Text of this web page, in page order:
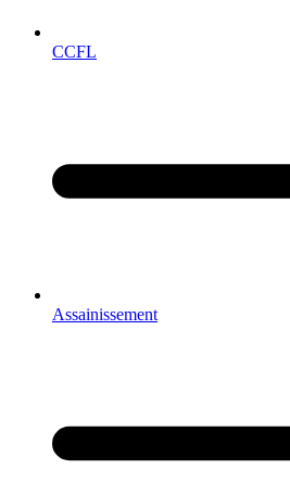
CCFL
Assainissement